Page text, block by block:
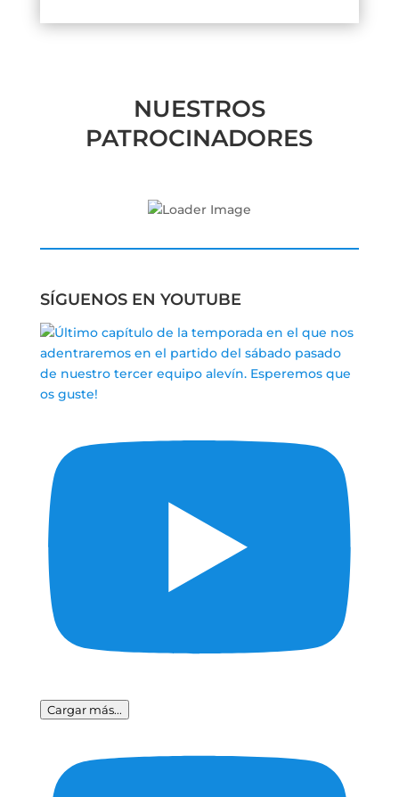
NUESTROS
PATROCINADORES
SÍGUENOS EN YOUTUBE
Cargar más...